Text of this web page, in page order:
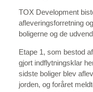
TOX Development
afleveringsforretning
boligerne og de
Etape 1, som bestod
gjort indflytningsklar
sidste boliger blev
jorden, og foråret